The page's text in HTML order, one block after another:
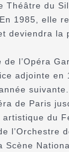
Théâtre du
1985, elle
deviendra la
l’Opéra
adjointe en
de Paris
du
l’Orchestre
Scène